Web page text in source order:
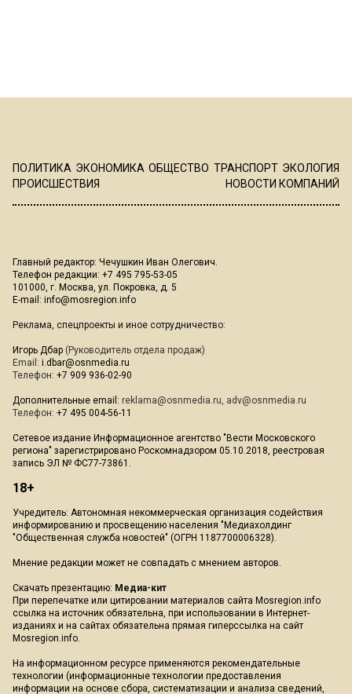
ПОЛИТИКА ЭКОНОМИКА ОБЩЕСТВО ТРАНСПОРТ ЭКОЛОГИЯ
ПРОИСШЕСТВИЯ
НОВОСТИ КОМПАНИЙ
Главный редактор: Чечушкин Иван Олегович.
Телефон редакции: +7 495 795-53-05
101000, г. Москва, ул. Покровка, д. 5
E-mail: info@mosregion.info
Реклама, спецпроекты и иное сотрудничество:
Игорь Дбар (Руководитель отдела продаж)
Email: i.dbar@osnmedia.ru
Телефон: +7 909 936-02-90
Дополнительные email: reklama@osnmedia.ru, adv@osnmedia.ru
Телефон: +7 495 004-56-11
Сетевое издание Информационное агентство "Вести Московского
региона" зарегистрировано Роскомнадзором 05.10.2018, реестровая
запись ЭЛ № ФС77-73861.
18+
Учредитель: Автономная некоммерческая организация содействия
информированию и просвещению населения "Медиахолдинг
"Общественная служба новостей" (ОГРН 1187700006328).
Мнение редакции может не совпадать с мнением авторов.
Скачать презентацию: Медиа-кит
При перепечатке или цитировании материалов сайта Mosregion.info
ссылка на источник обязательна, при использовании в Интернет-
изданиях и на сайтах обязательна прямая гиперссылка на сайт
Mosregion.info.
На информационном ресурсе применяются рекомендательные
технологии (информационные технологии предоставления
информации на основе сбора, систематизации и анализа сведений,